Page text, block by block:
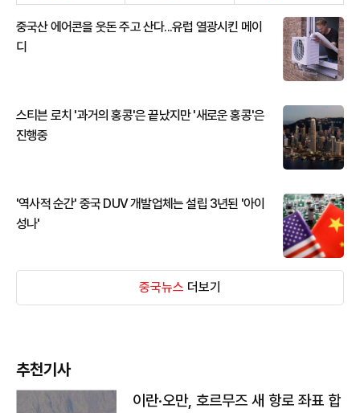
중국산 에어콘을 웃돈 주고 산다...유럽 열광시킨 메이
디
스티븐 로치 '과거의 홍콩'은 끝났지만 '새로운 홍콩'은
진행중
'역사적 순간' 중국 DUV 개발업체는 설립 3년된 '아이
성나'
중국뉴스 더보기
추천기사
이란·오만, 호르무즈 새 항로 좌표 합